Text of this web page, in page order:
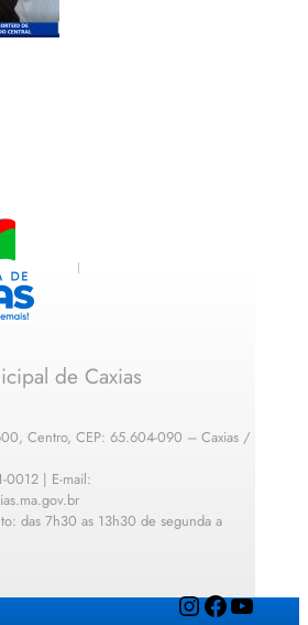
de Caxias
Centro, CEP: 65.604-090 – Caxias /
0012 | E-mail:
das 7h30 as 13h30 de segunda a
InstagramFacebook YouTube